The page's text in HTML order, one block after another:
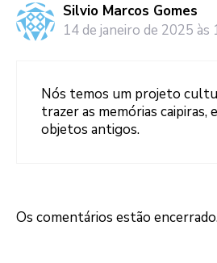
Silvio Marcos Gomes
14 de janeiro de 2025 às
Nós temos um projeto
trazer as memórias caipiras,
objetos antigos.
Os comentários estão